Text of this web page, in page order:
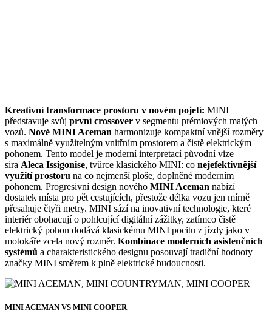
Kreativní transformace prostoru v novém pojetí: MINI
představuje svůj první crossover v segmentu prémiových malých
vozů. Nové MINI Aceman harmonizuje kompaktní vnější rozměry
s maximálně využitelným vnitřním prostorem a čistě elektrickým
pohonem. Tento model je moderní interpretací původní vize
sira Aleca Issigonise, tvůrce klasického MINI: co nejefektivnější
využití prostoru na co nejmenší ploše, doplněné moderním
pohonem. Progresivní design nového MINI Aceman nabízí
dostatek místa pro pět cestujících, přestože délka vozu jen mírně
přesahuje čtyři metry. MINI sází na inovativní technologie, které
interiér obohacují o pohlcující digitální zážitky, zatímco čistě
elektrický pohon dodává klasickému MINI pocitu z jízdy jako v
motokáře zcela nový rozměr. Kombinace moderních asistenčních
systémů a charakteristického designu posouvají tradiční hodnoty
značky MINI směrem k plně elektrické budoucnosti.
MINI ACEMAN VS MINI COOPER